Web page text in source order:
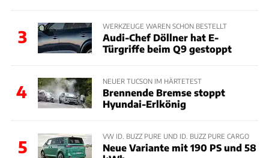
3
WERKZEUGE WAREN SCHON BESTELLT
Audi-Chef Döllner hat E-
Türgriffe beim Q9 gestoppt
4
NEUER TUCSON IM HÄRTETEST
Brennende Bremse stoppt
Hyundai-Erlkönig
5
VW ID. BUZZ PURE UND ID. BUZZ PURE CARGO
Neue Variante mit 190 PS und 58